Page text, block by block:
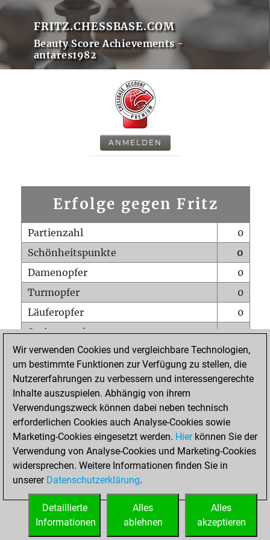
FRITZ.CHESSBASE.COM
Beauty Score Achievements -
antares1982
ANMELDEN
Erfolge gegen Fritz
Partienzahl
0
Schönheitspunkte
0
Damenopfer
0
Turmopfer
0
Läuferopfer
0
Springeropfer
0
Bauernopfer
0
Matt auf vollem Brett
0
Bauer setzt Matt
Erstickte Matts
Unterverwandlungen
0
Türme auf der siebten
0
STARTSEITE
Wir verwenden Cookies und vergleichbare Technologien,
um bestimmte Funktionen zur Verfügung zu stellen, die
Nutzererfahrungen zu verbessern und interessengerechte
Inhalte auszuspielen. Abhängig von ihrem
Verwendungszweck können dabei neben technisch
erforderlichen Cookies auch Analyse-Cookies sowie
Marketing-Cookies eingesetzt werden. Hierkönnen Sie der
Verwendung von Analyse-Cookies und Marketing-Cookies
widersprechen. Weitere Informationen finden Sie in
unserer Datenschutzerklärung.
Alles
akzeptieren
Alles
ablehnen
Detaillierte
Informationen